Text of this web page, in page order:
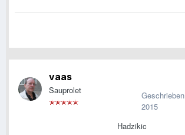
vaas
Sauprolet Geschrieben
2015
Hadzikic